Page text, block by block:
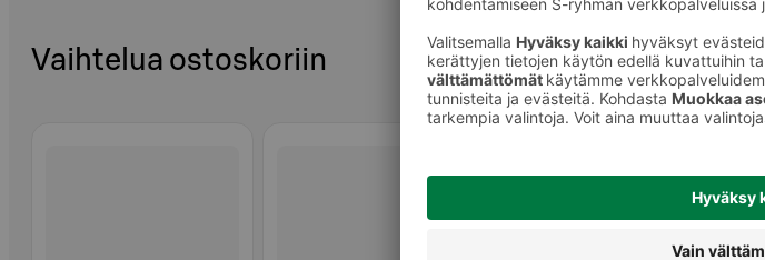
Vaihtelua ostoskoriin